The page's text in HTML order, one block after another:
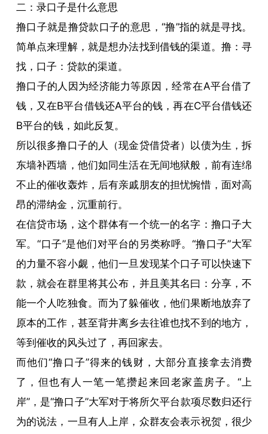
二：录口子是什么意思
撸口子就是撸贷款口子的意思，“撸”指的就是寻找。
简单点来理解，就是想办法找到借钱的渠道。撸：寻
找，口子：贷款的渠道。
撸口子的人因为经济能力等原因，经常在A平台借了
钱，又在B平台借钱还A平台的钱，再在C平台借钱还
B平台的钱，如此反复。
所以很多撸口子的人（现金贷借贷者）以债为生，拆
东墙补西墙，他们如同生活在无间地狱般，前有连绵
不止的催收轰炸，后有亲戚朋友的担忧惋惜，面对高
昂的滞纳金，沉重前行。
在信贷市场，这个群体有一个统一的名字：撸口子大
军。“口子”是他们对平台的另类称呼。“撸口子”大军
的力量不容小觑，他们一旦发现某个口子可以快速下
款，就会在群里将其公布，并且美其名曰：分享，不
能一个人吃独食。而为了躲催收，他们果断地放弃了
原本的工作，甚至背井离乡去往谁也找不到的地方，
等到催收的风头过了，再回家去。
而他们“撸口子”得来的钱财，大部分直接拿去消费
了，但也有人一笔一笔攒起来回老家盖房子。“上
岸”，是“撸口子”大军对于将所欠平台款项尽数归还行
为的说法，一旦有人上岸，众群友会表示祝贺，很少